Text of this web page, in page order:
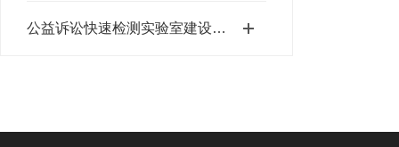
公益诉讼快速检测实验室建设方案完整版